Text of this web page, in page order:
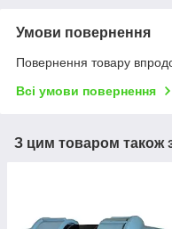
Умови повернення
Повернення товару
Всі умови повернення
З цим товаром також